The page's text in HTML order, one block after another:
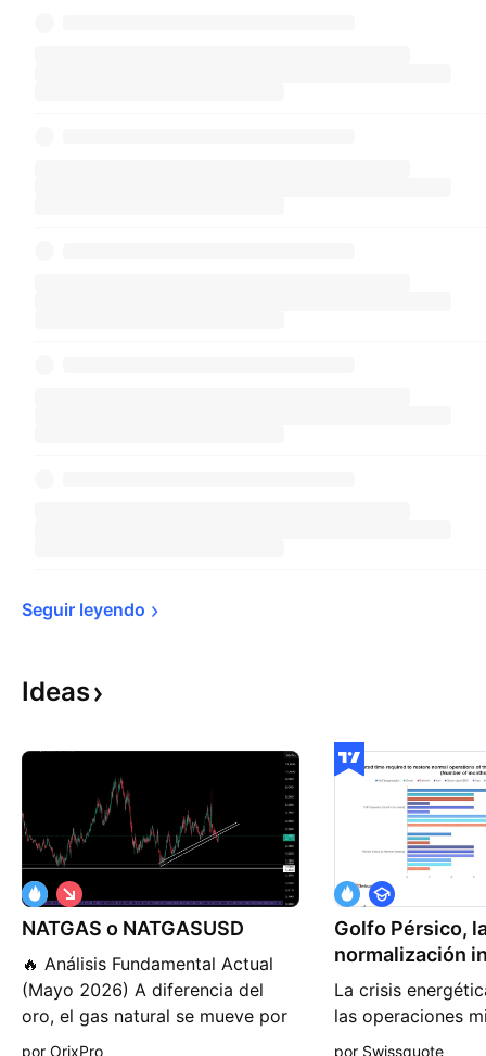
Seguir leyendo
Ideas
NATGAS o NATGASUSD
🔥 Análisis Fundamental Actual
(Mayo 2026) A diferencia del
oro, el gas natural se mueve por
una combinación brutal de clima,
C
o
r
o
por OrixPro
Golfo Pérsico,
normalización
larga
La crisis
las operaciones
Oriente Medio
F
o
r
a
i
ó
por Swissquote